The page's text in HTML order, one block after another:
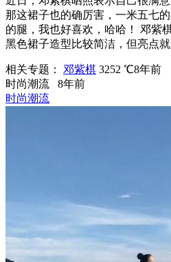
那这裙子也的确厉害，一米五七
的腿，我也好喜欢，哈哈！ 邓紫
黑色裙子造型比较简洁，但亮点
相关专题： 邓紫棋 3252 ℃8年前
时尚潮流
8年前
时尚潮流